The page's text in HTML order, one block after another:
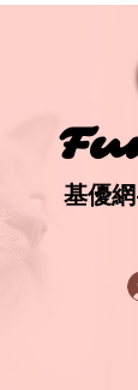
基優
基優